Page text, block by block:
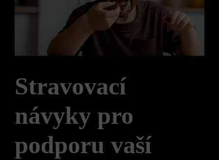
Stravovací
návyky pro
podporu vaší